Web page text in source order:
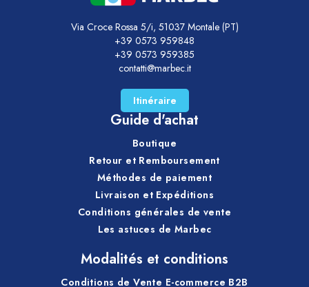
Via Croce Rossa 5/i, 51037 Montale (PT)
+39 0573 959848
+39 0573 959385
contatti@marbec.it
Itinéraire
Guide d'achat
Boutique
Retour et Remboursement
Méthodes de paiement
Livraison et Expéditions
Conditions générales de vente
Les astuces de Marbec
Modalités et conditions
Conditions de Vente E-commerce B2B